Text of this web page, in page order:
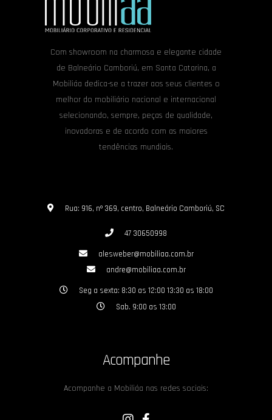
Com showroom na charmosa e elegante cidade
de Balneário Camboriú, em Santa Catarina, a
Mobiliáa dedica-se a trazer aos seus clientes o
melhor do mobiliário nacional e internacional
selecionando, sempre, peças de qualidade,
inovadoras e de acordo com as maiores
tendências mundiais.
Rua: 916, nº 369, centro, Balneário Camboriú, SC
47 30650998
alesweber@mobiliaa.com.br
andre@mobiliaa.com.br
Seg a sexta: 8:30 as 12:00 13:30 as 18:00
Sab. 9:00 as 13:00
Acompanhe
Acompanhe a Mobiliáa nas redes sociais: